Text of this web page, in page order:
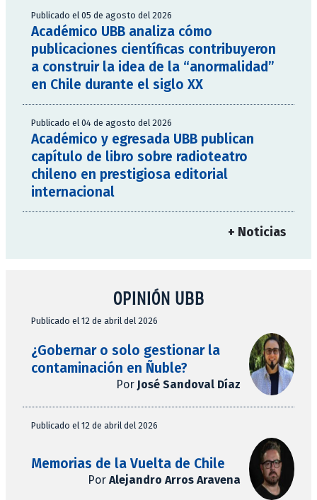
Publicado el 05 de agosto del 2026
Académico UBB analiza cómo
publicaciones científicas contribuyeron
a construir la idea de la “anormalidad”
en Chile durante el siglo XX
Publicado el 04 de agosto del 2026
Académico y egresada UBB publican
capítulo de libro sobre radioteatro
chileno en prestigiosa editorial
internacional
+ Noticias
OPINIÓN UBB
Publicado el 12 de abril del 2026
¿Gobernar o solo gestionar la
contaminación en Ñuble?
Por José Sandoval Díaz
Publicado el 12 de abril del 2026
Memorias de la Vuelta de Chile
Por Alejandro Arros Aravena